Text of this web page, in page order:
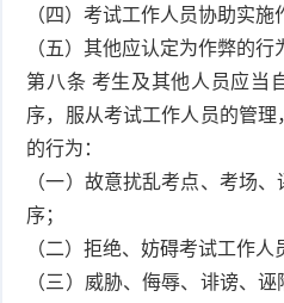
（四）考试工作人员协助实施
（五）其他应认定为作弊的行
第八条 考生及其他人员应当
序，服从考试工作人员的管
的行为：
（一）故意扰乱考点、考场
序；
（二）拒绝、妨碍考试工作人
（三）威胁、侮辱、诽谤、